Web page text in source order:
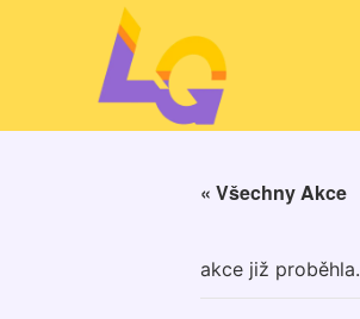
« Všechny Akce
akce již proběhla.